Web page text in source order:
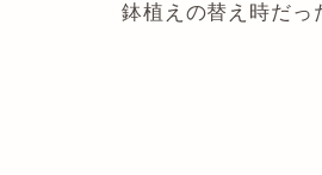
鉢植えの替え時だっ